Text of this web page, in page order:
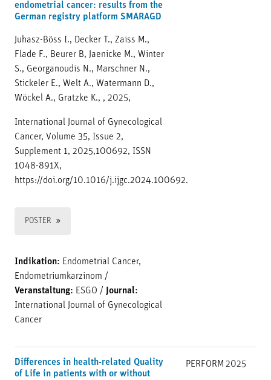
endometrial cancer: results from the
German registry platform SMARAGD
Juhasz-Böss I., Decker T., Zaiss M.,
Flade F., Beurer B, Jaenicke M., Winter
S., Georganoudis N., Marschner N.,
Stickeler E., Welt A., Watermann D.,
Wöckel A., Gratzke K., , 2025,
International Journal of Gynecological
Cancer, Volume 35, Issue 2,
Supplement 1, 2025,100692, ISSN
1048-891X,
https://doi.org/10.1016/j.ijgc.2024.100692.
POSTER
Indikation: Endometrial Cancer,
Endometriumkarzinom /
Veranstaltung: ESGO /
Journal:
International Journal of Gynecological
Cancer
Differences in health-related Quality
of Life in patients with or without
PERFORM 2025